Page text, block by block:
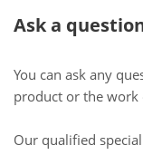
Ask a
You can ask any
product or the work
Our qualified